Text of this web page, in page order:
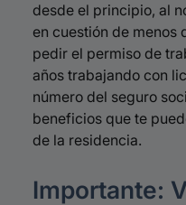
desde el principio, al
en cuestión de menos
pedir el permiso de
años trabajando con
número del seguro
beneficios que te
de la residencia.
Importante: